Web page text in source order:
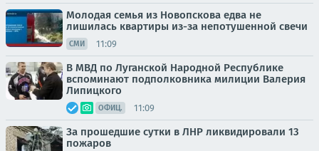
Молодая семья из Новопскова едва не
лишилась квартиры из-за непотушенной свечи
СМИ 11:09
В МВД по Луганской Народной Республике
вспоминают подполковника милиции Валерия
Липицкого
ОФИЦ. 11:09
За прошедшие сутки в ЛНР ликвидировали 13
пожаров